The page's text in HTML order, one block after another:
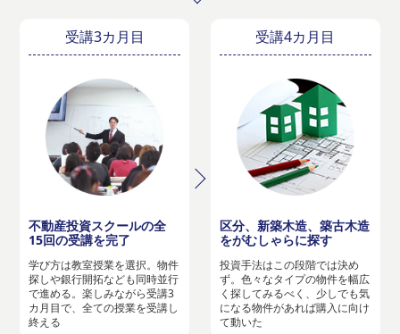
受講3カ月目
不動産投資スクールの全
15回の受講を完了
学び方は教室授業を選択。物件
探しや銀行開拓なども同時並行
で進める。楽しみながら受講3
カ月目で、全ての授業を受講し
終える
受講4カ月目
区分、新築木造、築古木造
をがむしゃらに探す
投資手法はこの段階では決め
ず。色々なタイプの物件を幅広
く探してみるべく、少しでも気
になる物件があれば購入に向け
て動いた